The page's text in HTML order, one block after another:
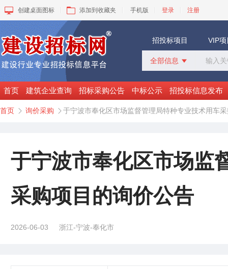
创建桌面图标 添加到收藏夹 手机版 登录 注册
招投标项目 VIP
全部信息 
招标采购
中标公示
变更公告
询价采购
谈判采购
首页 建筑企业查询 招标采购公告 中标公示 招投标信息发布
首页  询价采购  于宁波市奉化区市场监督管理局特种专业技术用车
于宁波市奉化区市场监
采购项目的询价公告
2026-06-03 浙江-宁波-奉化市